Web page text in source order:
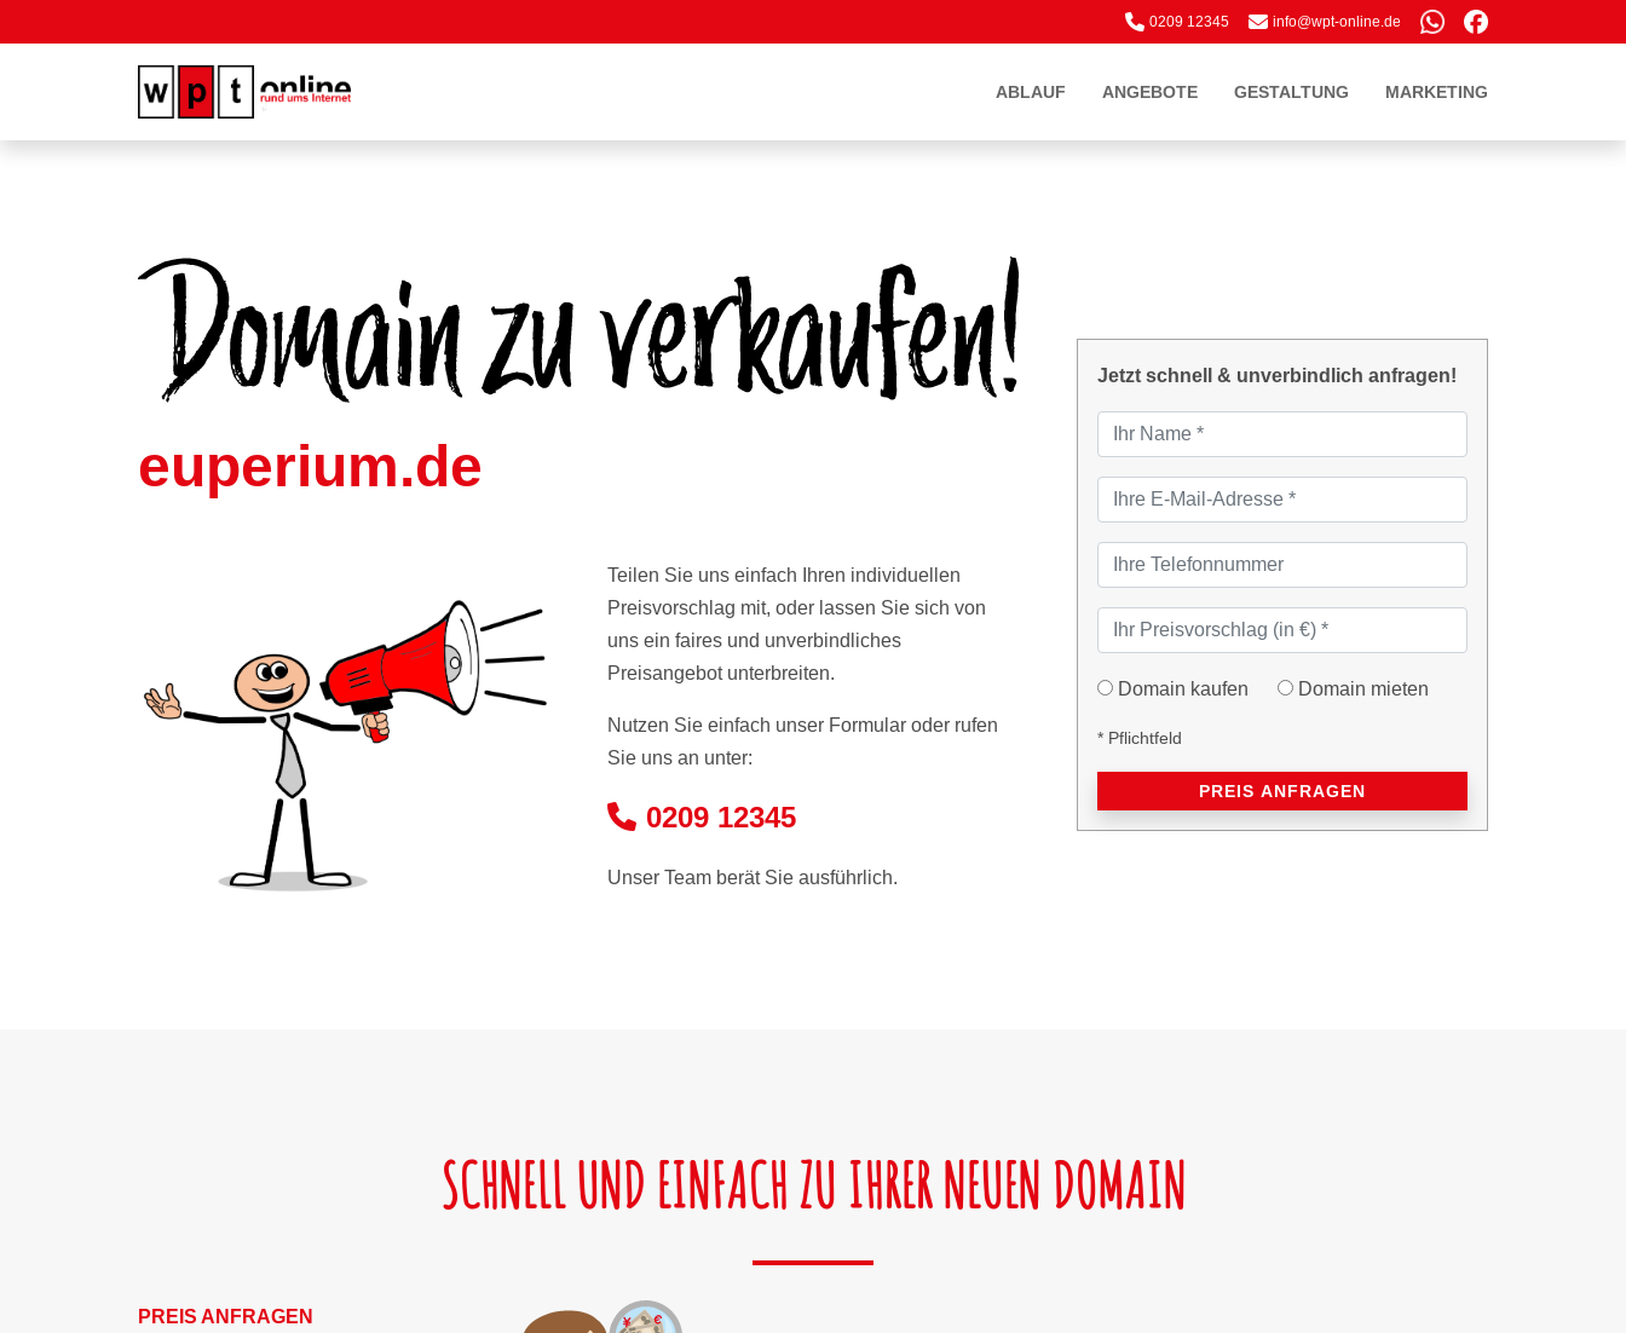
0209 12345 info@wpt-online.de
ABLAUF ANGEBOTE GESTALTUNG MARKETING
euperium.de
Teilen Sie uns einfach Ihren individuellen
Preisvorschlag mit, oder lassen Sie sich von
uns ein faires und unverbindliches
Preisangebot unterbreiten.
Nutzen Sie einfach unser Formular oder rufen
Sie uns an unter:
0209 12345
Unser Team berät Sie ausführlich.
Jetzt schnell & unverbindlich anfragen!
Domain kaufen Domain mieten
* Pflichtfeld
PREIS ANFRAGEN
SCHNELL UND EINFACH ZU IHRER NEUEN DOMAIN
PREIS ANFRAGEN